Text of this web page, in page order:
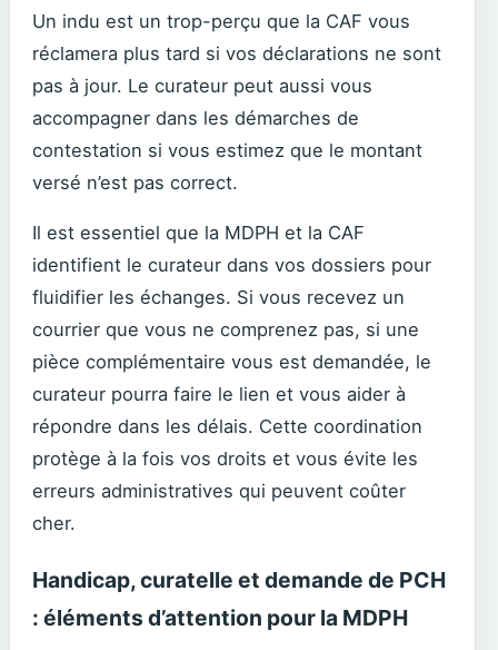
Un indu est un trop-perçu que la CAF vous
réclamera plus tard si vos déclarations ne sont
pas à jour. Le curateur peut aussi vous
accompagner dans les démarches de
contestation si vous estimez que le montant
versé n’est pas correct.
Il est essentiel que la MDPH et la CAF
identifient le curateur dans vos dossiers pour
fluidifier les échanges. Si vous recevez un
courrier que vous ne comprenez pas, si une
pièce complémentaire vous est demandée, le
curateur pourra faire le lien et vous aider à
répondre dans les délais. Cette coordination
protège à la fois vos droits et vous évite les
erreurs administratives qui peuvent coûter
cher.
Handicap, curatelle et demande de PCH
: éléments d’attention pour la MDPH